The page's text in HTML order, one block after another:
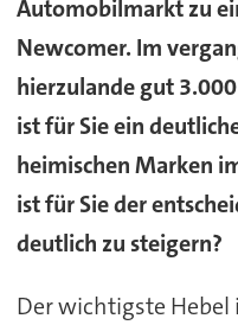
Automobilmarkt zu
Newcomer. Im
hierzulande gut
ist für Sie ein
heimischen Marken
ist für Sie der
deutlich zu steigern?
Der wichtigste